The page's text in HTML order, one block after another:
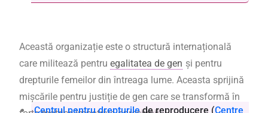
Această organizație este o structură internațională
care militează pentru egalitatea de gen și pentru
drepturile femeilor din întreaga lume. Aceasta sprijină
mișcările pentru justiție de gen care se transformă în
Centrul pentru drepturilede reproducere (Centre